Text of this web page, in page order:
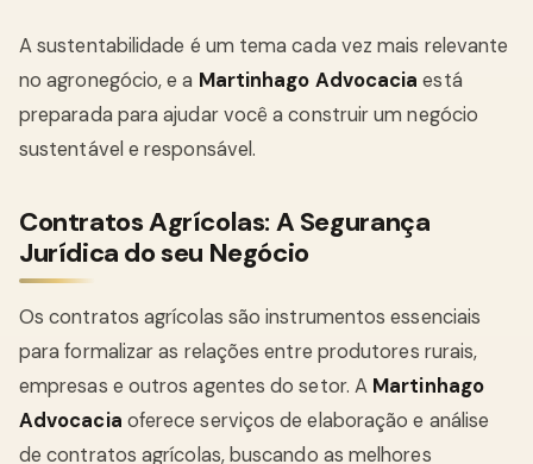
A sustentabilidade é um tema cada vez mais relevante
no agronegócio, e a Martinhago Advocacia está
preparada para ajudar você a construir um negócio
sustentável e responsável.
Contratos Agrícolas: A Segurança
Jurídica do seu Negócio
Os contratos agrícolas são instrumentos essenciais
para formalizar as relações entre produtores rurais,
empresas e outros agentes do setor. A Martinhago
Advocacia oferece serviços de elaboração e análise
de contratos agrícolas, buscando as melhores